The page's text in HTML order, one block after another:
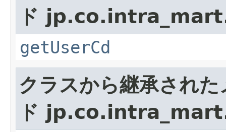
ド
getUserCd
クラスから継承された
ド